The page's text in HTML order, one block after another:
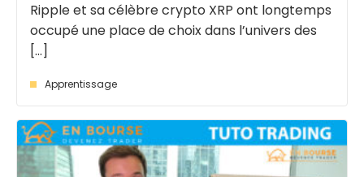
Ripple et sa célèbre crypto XRP ont longtemps
occupé une place de choix dans l’univers des
[...]
Apprentissage